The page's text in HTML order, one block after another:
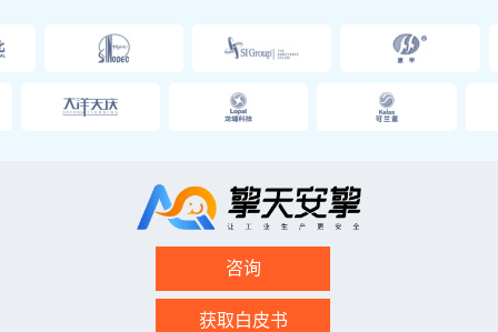
咨询
获取白皮书